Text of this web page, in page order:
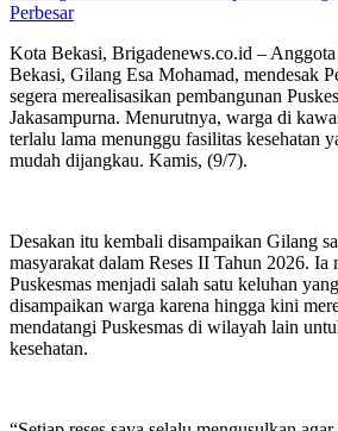
Perbesar
Kota Bekasi, Brigadenews.co.id –
Bekasi, Gilang Esa Mohamad, mendesak
segera merealisasikan pembangunan
Jakasampurna. Menurutnya, warga di
terlalu lama menunggu fasilitas kesehatan
mudah dijangkau. Kamis, (9/7).
Desakan itu kembali disampaikan Gilang
masyarakat dalam Reses II Tahun 2026. Ia
Puskesmas menjadi salah satu keluhan
disampaikan warga karena hingga kini
mendatangi Puskesmas di wilayah lain
kesehatan.